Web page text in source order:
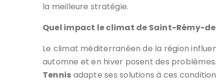
la meilleure stratégie.
Quel impact le climat de Saint-Rémy-
Le climat méditerranéen de la région
automne et en hiver posent des
Tennis adapte ses solutions à ces